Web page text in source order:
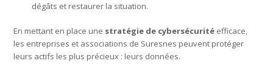
dégâts et restaurer la situation.
En mettant en place une stratégie de cybersécurité efficace,
les entreprises et associations de Suresnes peuvent protéger
leurs actifs les plus précieux : leurs données.